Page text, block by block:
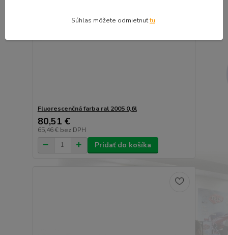
Fluorescenčná farba ral 2005 0,6l
80,51 €
65,46 € bez DPH
Pridať do košíka
Súhlas môžete odmietnuťtu.